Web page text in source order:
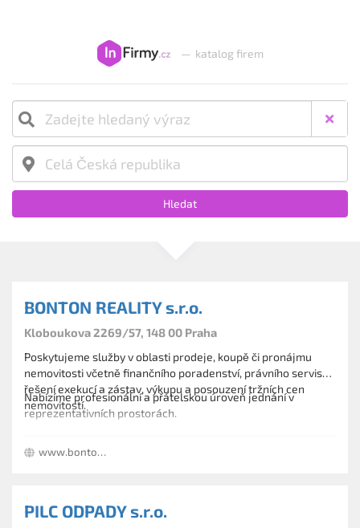
— katalog firem
Hledat
BONTON REALITY s.r.o.
Kloboukova 2269/57, 148 00 Praha
Poskytujeme služby v oblasti prodeje, koupě či pronájmu
nemovitosti včetně finančního poradenství, právního servisu,
řešení exekucí a zástav, výkupu a posouzení tržních cen
nemovitostí.
Nabízíme profesionální a přátelskou úroveň jednání v
reprezentativních prostorách.
www.bontonreality.cz
PILC ODPADY s.r.o.